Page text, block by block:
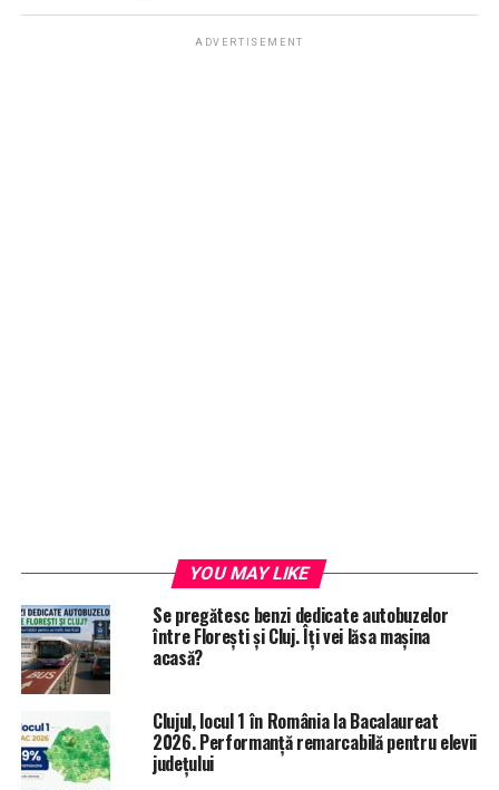
ADVERTISEMENT
YOU MAY LIKE
Se pregătesc benzi dedicate autobuzelor
între Florești și Cluj. Îți vei lăsa mașina
acasă?
Clujul, locul 1 în România la Bacalaureat
2026. Performanță remarcabilă pentru elevii
județului